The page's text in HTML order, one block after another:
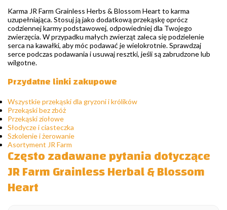
Karma JR Farm Grainless Herbs & Blossom Heart to karma
uzupełniająca. Stosuj ją jako dodatkową przekąskę oprócz
codziennej karmy podstawowej, odpowiedniej dla Twojego
zwierzęcia. W przypadku małych zwierząt zaleca się podzielenie
serca na kawałki, aby móc podawać je wielokrotnie. Sprawdzaj
serce podczas podawania i usuwaj resztki, jeśli są zabrudzone lub
wilgotne.
Przydatne linki zakupowe
Wszystkie przekąski dla gryzoni i królików
Przekąski bez zbóż
Przekąski ziołowe
Słodycze i ciasteczka
Szkolenie i żerowanie
Asortyment JR Farm
Często zadawane pytania dotyczące
JR Farm Grainless Herbal & Blossom
Heart